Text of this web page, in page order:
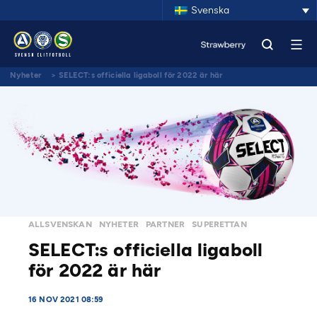
Svenska
Nyheter > SELECT:s officiella ligaboll för 2022 är här
ALLSVENSKAN NYHETER PARTNER SUPERETTAN
SELECT:s officiella ligaboll
för 2022 är här
16 NOV 2021 08:59